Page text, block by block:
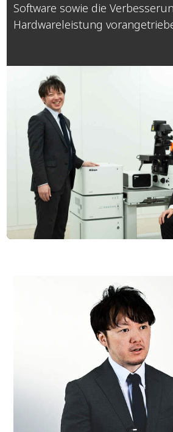
Software sowie die
Hardwareleistung